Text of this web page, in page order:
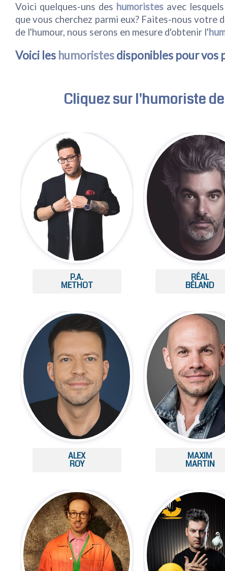
Voici quelques-uns des humoristesavec
que vous cherchez parmi eux? Faites-nous votre
de l'humour, nous serons en mesure d'obtenir l'
Voici les humoristesdisponibles pour vos
Cliquez sur l'humoristede
P.A.
METHOT
RÉAL
BÉLAND
ALEX
ROY
MAXIM
MARTIN